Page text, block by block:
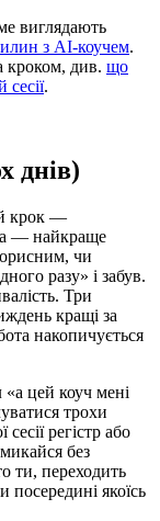
виглядають
з AI-коучем.
кроком, див. що
.
днів)
крок —
— найкраще
чи
разу» і забув.
Три
кращі за
накопичується
«а цей коуч мені
трохи
регістр або
без
ти, переходить
якоїсь